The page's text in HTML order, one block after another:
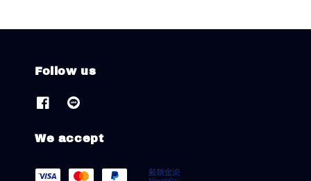
Follow us
We accept